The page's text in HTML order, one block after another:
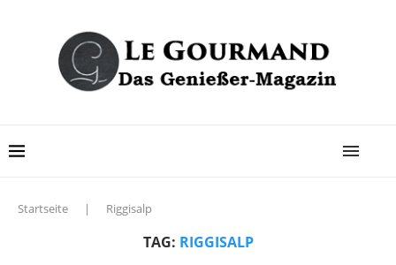
Startseite | Riggisalp
TAG: RIGGISALP